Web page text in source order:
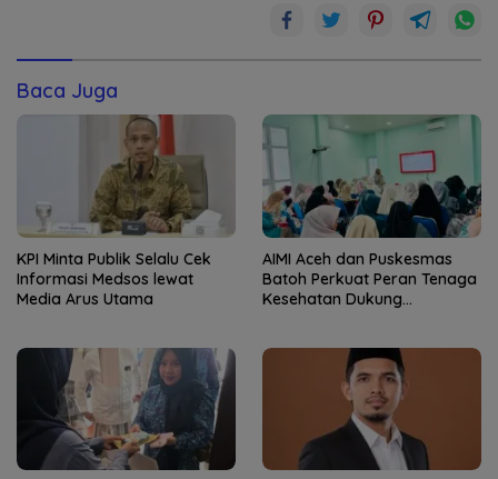
Baca Juga
KPI Minta Publik Selalu Cek
Informasi Medsos lewat
Media Arus Utama
AIMI Aceh dan Puskesmas
Batoh Perkuat Peran Tenaga
Kesehatan Dukung